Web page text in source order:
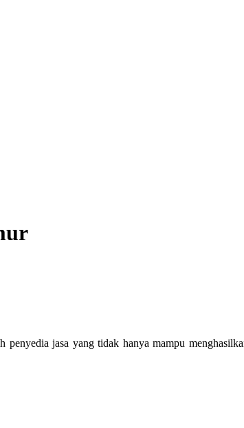
penyedia jasa yang tidak hanya mampu